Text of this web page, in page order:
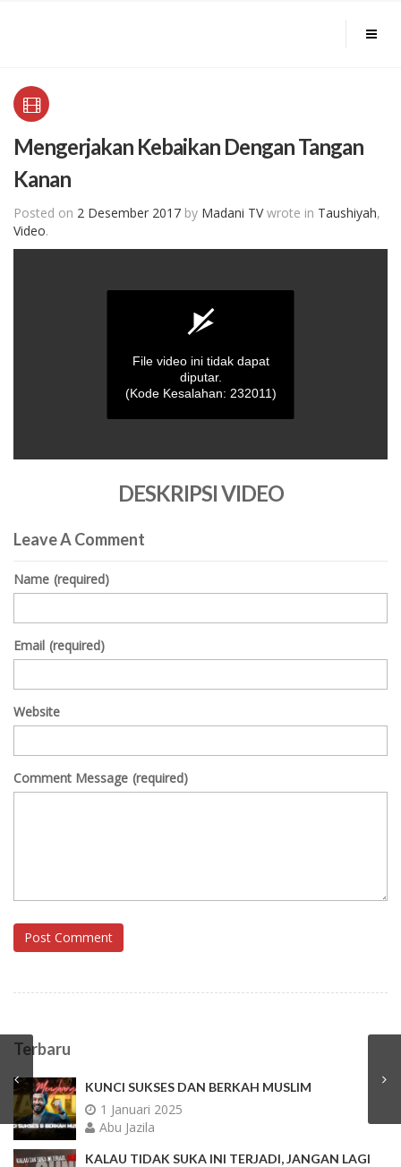
Mengerjakan Kebaikan Dengan Tangan
Kanan
Posted on 2 Desember 2017 by Madani TVwrote in Taushiyah,
Video.
File video ini tidak dapat
diputar.
(Kode Kesalahan: 232011)
DESKRIPSI VIDEO
Leave A Comment
Name (required)
Email (required)
Website
Comment Message (required)
Post Comment
Terbaru
KUNCI SUKSES DAN BERKAH MUSLIM
1 Januari 2025
Abu Jazila
KALAU TIDAK SUKA INI TERJADI, JANGAN LAGI